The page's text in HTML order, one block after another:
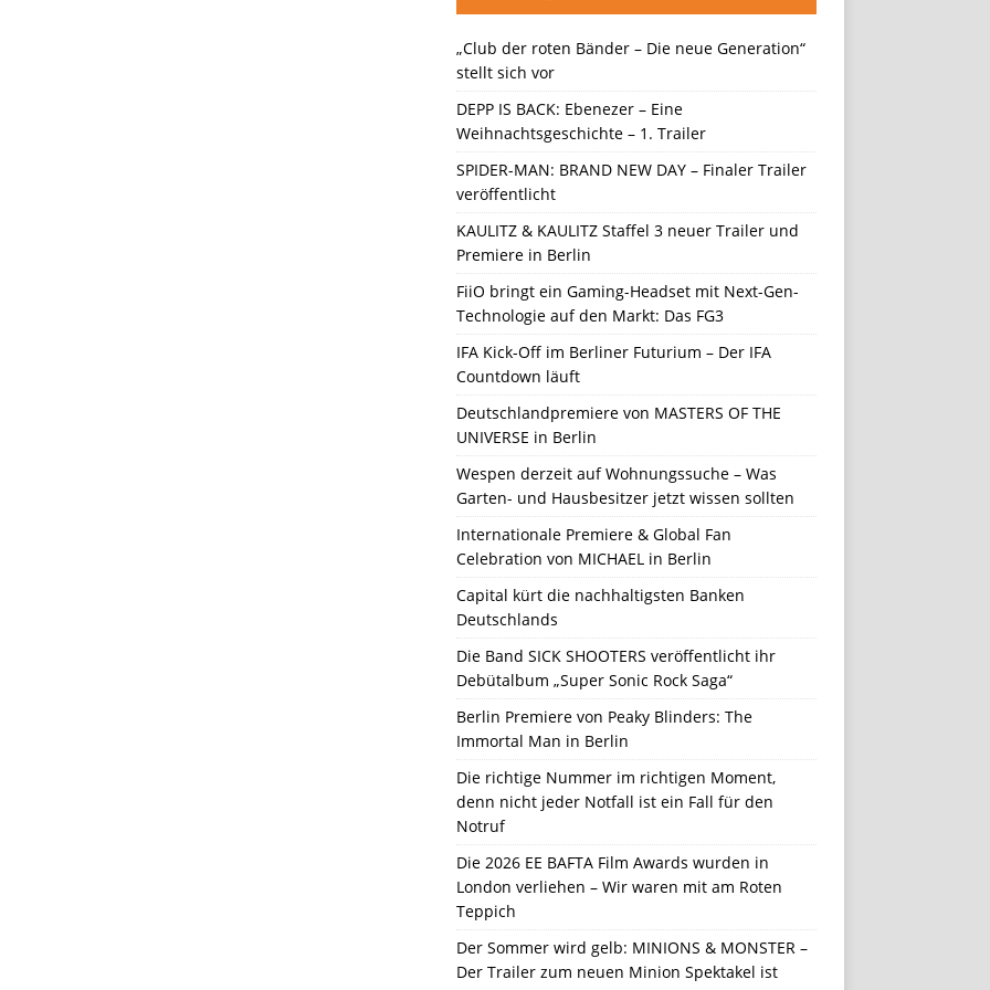
„Club der roten Bänder – Die neue Generation“
stellt sich vor
DEPP IS BACK: Ebenezer – Eine
Weihnachtsgeschichte – 1. Trailer
SPIDER-MAN: BRAND NEW DAY – Finaler Trailer
veröffentlicht
KAULITZ & KAULITZ Staffel 3 neuer Trailer und
Premiere in Berlin
FiiO bringt ein Gaming-Headset mit Next-Gen-
Technologie auf den Markt: Das FG3
IFA Kick-Off im Berliner Futurium – Der IFA
Countdown läuft
Deutschlandpremiere von MASTERS OF THE
UNIVERSE in Berlin
Wespen derzeit auf Wohnungssuche – Was
Garten- und Hausbesitzer jetzt wissen sollten
Internationale Premiere & Global Fan
Celebration von MICHAEL in Berlin
Capital kürt die nachhaltigsten Banken
Deutschlands
Die Band SICK SHOOTERS veröffentlicht ihr
Debütalbum „Super Sonic Rock Saga“
Berlin Premiere von Peaky Blinders: The
Immortal Man in Berlin
Die richtige Nummer im richtigen Moment,
denn nicht jeder Notfall ist ein Fall für den
Notruf
Die 2026 EE BAFTA Film Awards wurden in
London verliehen – Wir waren mit am Roten
Teppich
Der Sommer wird gelb: MINIONS & MONSTER –
Der Trailer zum neuen Minion Spektakel ist